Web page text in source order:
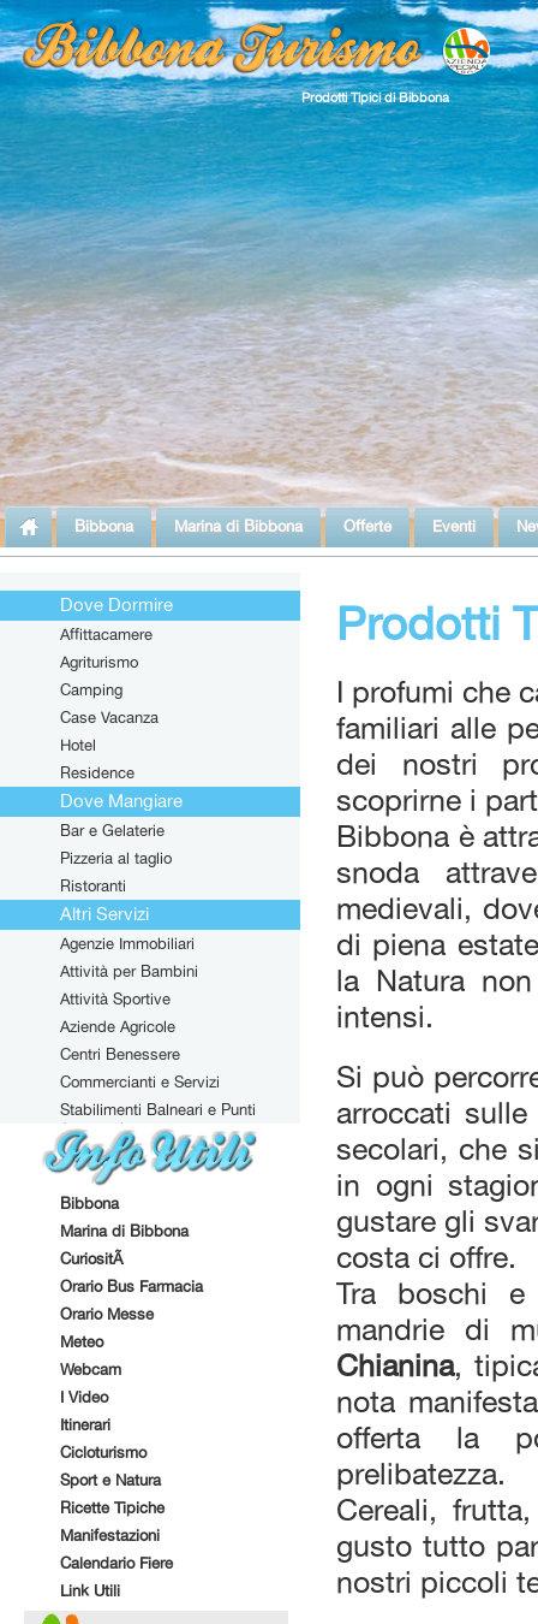
Prodotti Tipici di Bibbona
Bibbona Marina di Bibbona Offerte Eventi
Dove Dormire
Affittacamere
Agriturismo
Camping
Case Vacanza
Hotel
Residence
Dove Mangiare
Bar e Gelaterie
Pizzeria al taglio
Ristoranti
Altri Servizi
Agenzie Immobiliari
Attività per Bambini
Attività Sportive
Aziende Agricole
Centri Benessere
Commercianti e Servizi
Stabilimenti Balneari e Punti
Attrezzati
Bibbona
Marina di Bibbona
CuriositÃ
Orario Bus Farmacia
Orario Messe
Meteo
Webcam
I Video
Itinerari
Cicloturismo
Sport e Natura
Ricette Tipiche
Manifestazioni
Calendario Fiere
Link Utili
Prodotti
I profumi che
familiari alle
dei nostri
scoprirne i
Bibbona è
snoda
medievali,
di piena
la Natura
intensi.
Si può
arroccati
secolari, che
in ogni
gustare gli
costa ci offre.
Tra boschi e
mandrie di
Chianina,
nota
offerta la
prelibatezza.
Cereali,
gusto tutto
nostri piccoli